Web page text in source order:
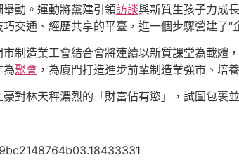
動。運動將黨建引領訪談與新質生孩子力成
交通、經歷共享的平臺，進一個步驟營建了“
制造業工會結合會將連續以新質課堂為載體
為聚會 ，為廈門打造進步前輩制造業強市、培
對林天秤濃烈的「財富佔有慾」，試圖包裹